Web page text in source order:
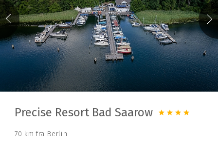
Precise Resort Bad Saarow
70 km fra Berlin